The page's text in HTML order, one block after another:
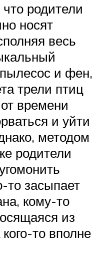
родители
носят
весь
и фен,
трели птиц
времени
и уйти
методом
родители
то засыпает
кому-то
из
то вполне